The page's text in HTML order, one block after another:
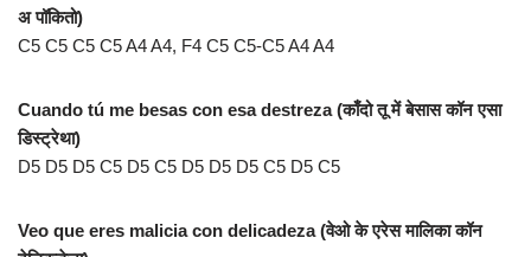
अ पॉकितो)
C5 C5 C5 C5 A4 A4, F4 C5 C5-C5 A4 A4
Cuando tú me besas con esa destreza (काँदो तू में बेसास कॉन एसा
डिस्ट्रेथा)
D5 D5 D5 C5 D5 C5 D5 D5 D5 C5 D5 C5
Veo que eres malicia con delicadeza (वेओ के एरेस मालिका कॉन